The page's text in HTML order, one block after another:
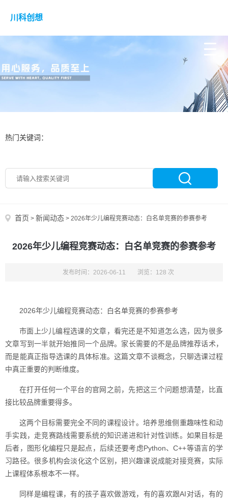
川科创想
热门关键词：
首页 > 新闻动态 > 2026年少儿编程竞赛动态：白名单竞赛的参赛参考
2026年少儿编程竞赛动态：白名单竞赛的参赛参考
发布时间：2026-06-11 浏览：128 次
2026年少儿编程竞赛动态：白名单竞赛的参赛参考
市面上少儿编程选课的文章，看完还是不知道怎么选，因为很多
文章写到一半就开始推同一个品牌。家长需要的不是品牌推荐话术，
而是能真正指导选课的具体标准。这篇文章不谈概念，只聊选课过程
中真正重要的判断维度。
在打开任何一个平台的官网之前，先把这三个问题想清楚，比直
接比较品牌重要得多。
这两个目标需要完全不同的课程设计。培养思维侧重趣味性和动
手实践，走竞赛路线需要系统的知识递进和针对性训练。如果目标是
后者，图形化编程只是起点，后续还要考虑Python、C++等语言的学
习路径。很多机构会淡化这个区别，把兴趣课说成能对接竞赛，实际
上课程体系根本不一样。
同样是编程课，有的孩子喜欢做游戏，有的喜欢跟AI对话，有的